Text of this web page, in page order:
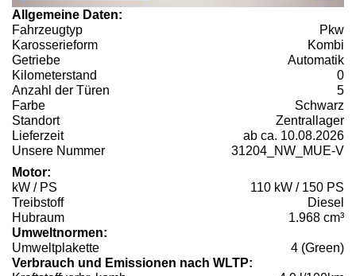
Allgemeine Daten:
Fahrzeugtyp
Pkw
Karosserieform
Kombi
Getriebe
Automatik
Kilometerstand
0
Anzahl der Türen
5
Farbe
Schwarz
Standort
Zentrallager
Lieferzeit
ab ca. 10.08.2026
Unsere Nummer
31204_NW_MUE-V
Motor:
kW / PS
110 kW / 150 PS
Treibstoff
Diesel
Hubraum
1.968 cm³
Umweltnormen:
Umweltplakette
4 (Green)
Verbrauch und Emissionen nach WLTP: